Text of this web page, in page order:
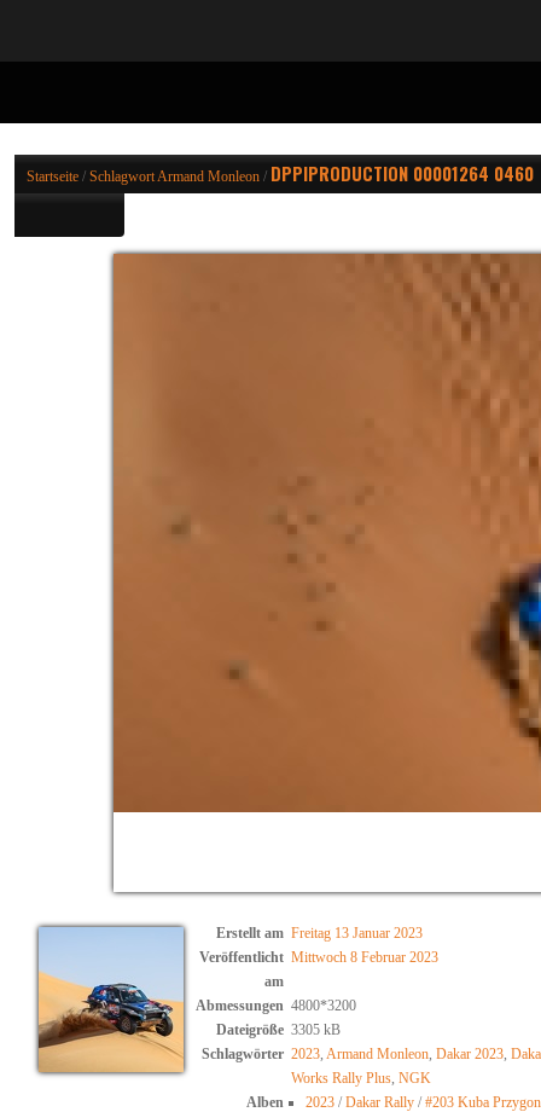
Startseite / SchlagwortArmand Monleon / DPPIPRODUCTION 00001264 0460
Erstellt am Freitag 13 Januar 2023
Veröffentlicht
am
Mittwoch 8 Februar 2023
Abmessungen 4800*3200
Dateigröße 3305 kB
Schlagwörter 2023, Armand Monleon, Dakar 2023,
Works Rally Plus, NGK
Alben
2023 /Dakar Rally /#203 Kuba